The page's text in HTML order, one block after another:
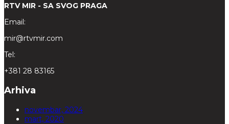
RTV MIR - SA SVOG PRAGA
Email:
mir@rtvmir.com
Tel:
+381 28 83165
Arhiva
novembar, 2024
mart, 2020